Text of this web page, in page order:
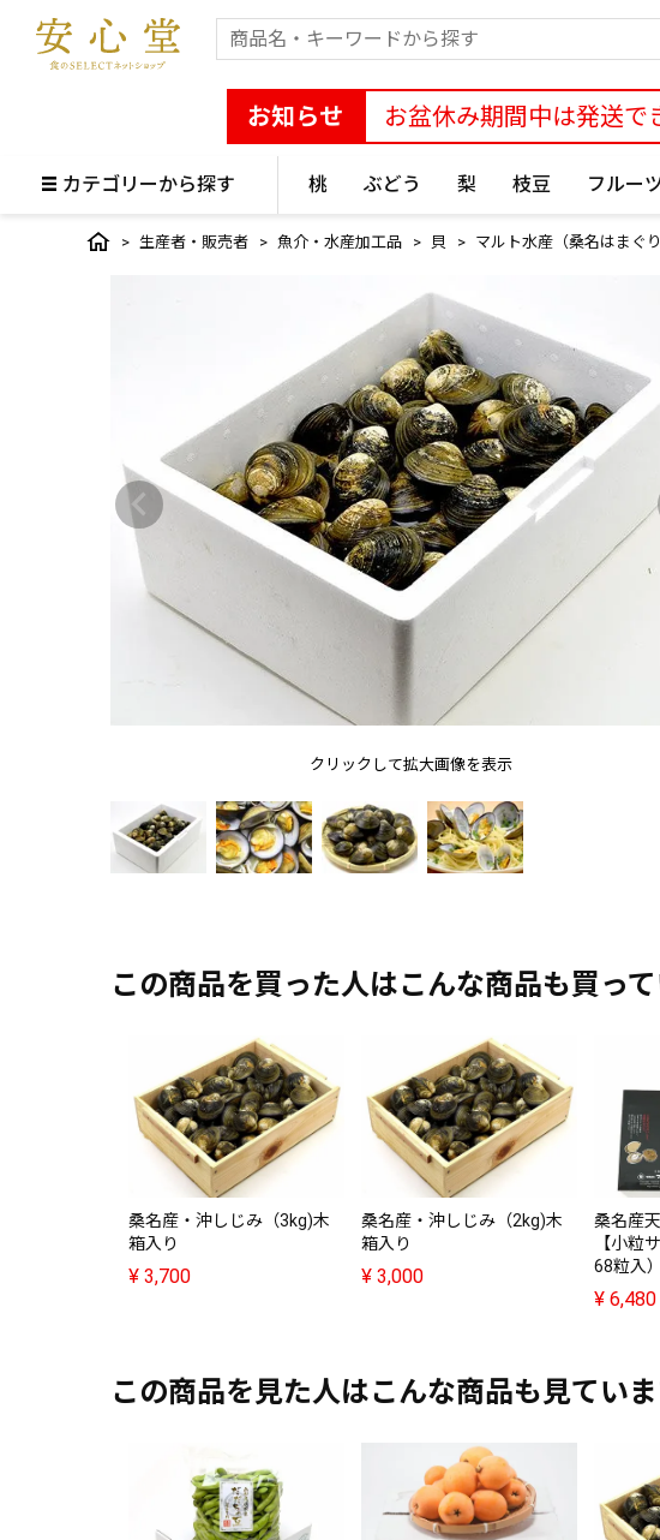
お知らせ お盆休み期間中は発送で
カテゴリーから探す 桃 ぶどう 梨 枝豆 フルー
生産者・販売者 魚介・水産加工品 貝 マルト水産（桑名はまぐ
クリックして拡大画像を表示
この商品を買った人はこんな商品も買っ
桑名産・沖しじみ（3kg)木
箱入り
¥ 3,700
桑名産・沖しじみ（2kg)木
箱入り
¥ 3,000
桑名産
【小粒
68粒入）
¥ 6,480
この商品を見た人はこんな商品も見てい